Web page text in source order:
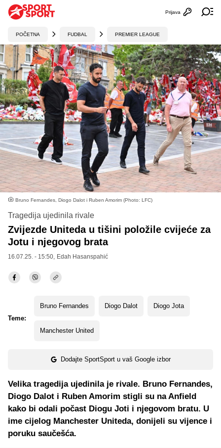
Otvori
Prijava
POČETNA FUDBAL PREMIER LEAGUE
Bruno Fernandes, Diogo Dalot i Ruben Amorim (Photo: LFC)
Tragedija ujedinila rivale
Zvijezde Uniteda u tišini položile cvijeće za
Jotu i njegovog brata
16.07.25. - 15:50, Edah Hasanspahić
Teme:
Bruno Fernandes Diogo Dalot Diogo Jota
Manchester United
Dodajte SportSport u vaš Google izbor
Velika tragedija ujedinila je rivale. Bruno Fernandes,
Diogo Dalot i Ruben Amorim stigli su na Anfield
kako bi odali počast Diogu Joti i njegovom bratu. U
ime cijelog Manchester Uniteda, donijeli su vijence i
poruku saučešća.